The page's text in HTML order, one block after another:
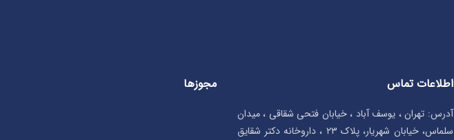
اطلاعات تماس
آدرس: تهران ، یوسف آباد ، خیابان فتحی شقاقی ، میدان
سلماس، خیابان شهریار، پلاک ۲۳ ، داروخانه دکتر شقایق
مجوزها